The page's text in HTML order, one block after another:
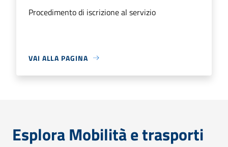
Procedimento di iscrizione al servizio
VAI ALLA PAGINA
Esplora Mobilità e trasporti